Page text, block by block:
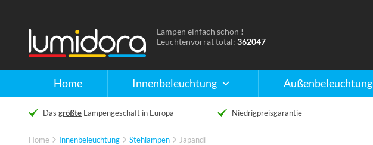
Home Innenbeleuchtung Außenbeleuchtung
Naar
de
Lampen einfach schön !
Leuchtenvorrat total: 362047
Das größte Lampengeschäft in Europa Niedrigpreisgarantie
Home Innenbeleuchtung Stehlampen Japandi